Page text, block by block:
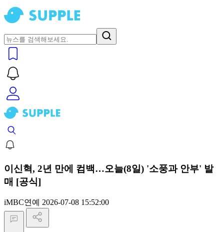
이신혁, 2년 만에 컴백…오늘(8일) '소풍과 안부' 발
매 [공식]
iMBC연예 2026-07-08 15:52:00